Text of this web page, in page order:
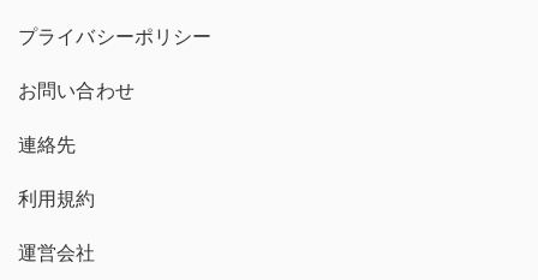
プライバシーポリシー
お問い合わせ
連絡先
利用規約
運営会社